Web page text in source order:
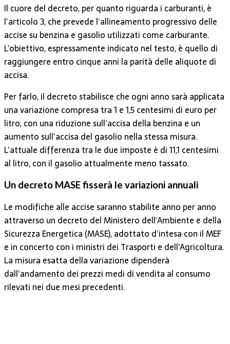
Il cuore del decreto, per quanto riguarda i carburanti, è
l’articolo 3, che prevede l’allineamento progressivo delle
accise su benzina e gasolio utilizzati come carburante.
L’obiettivo, espressamente indicato nel testo, è quello di
raggiungere entro cinque anni la parità delle aliquote di
accisa.
Per farlo, il decreto stabilisce che ogni anno sarà applicata
una variazione compresa tra 1 e 1,5 centesimi di euro per
litro, con una riduzione sull’accisa della benzina e un
aumento sull’accisa del gasolio nella stessa misura.
L’attuale differenza tra le due imposte è di 11,1 centesimi
al litro, con il gasolio attualmente meno tassato.
Un decreto MASE fisserà le variazioni annuali
Le modifiche alle accise saranno stabilite anno per anno
attraverso un decreto del Ministero dell’Ambiente e della
Sicurezza Energetica (MASE), adottato d’intesa con il MEF
e in concerto con i ministri dei Trasporti e dell’Agricoltura.
La misura esatta della variazione dipenderà
dall’andamento dei prezzi medi di vendita al consumo
rilevati nei due mesi precedenti.